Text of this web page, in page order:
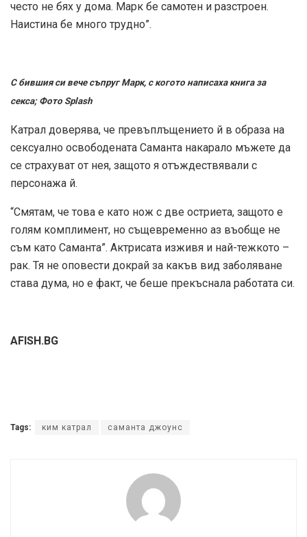
често не бях у дома. Марк бе самотен и разстроен.
Наистина бе много трудно”.
С бившия си вече съпруг Марк, с когото написаха книга за
секса; Фото Splash
Катрал доверява, че превъплъщението й в образа на
сексуално освободената Саманта накарало мъжете да
се страхуват от нея, защото я отъждествявали с
персонажа й.
“Смятам, че това е като нож с две остриета, защото е
голям комплимент, но същевременно аз въобще не
съм като Саманта”. Актрисата изживя и най-тежкото –
рак. Тя не оповести докрай за какъв вид заболяване
става дума, но е факт, че беше прекъснала работата си.
AFISH.BG
Tags: ким катрал саманта джоунс